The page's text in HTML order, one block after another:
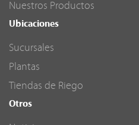
Nuestros Productos
Ubicaciones
Sucursales
Plantas
Tiendas de Riego
Otros